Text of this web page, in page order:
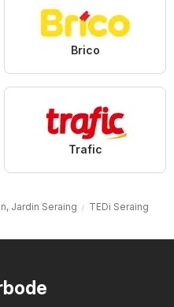
Brico
Trafic
Jardin Seraing TEDi Seraing